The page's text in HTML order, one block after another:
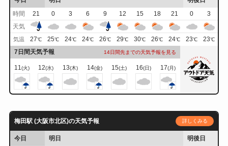
時間
21 0 3 6 9 12 15 18 21 0
3
天気
気温 27℃ 25℃ 24℃ 24℃ 26℃ 29℃ 30℃ 26℃ 24℃ 23℃ 23℃
7日間天気予報 14日間先までの天気予報を見る
11(火) 12(水) 13(木) 14(金) 15(土) 16(日) 17(月)
梅田駅 (大阪市北区)の天気予報 詳しくみる
今日 明日
明後日